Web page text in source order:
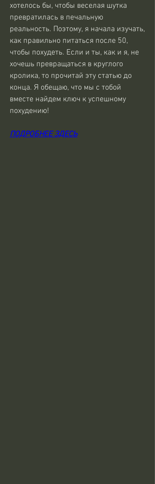
хотелось бы, чтобы веселая шутка
превратилась в печальную
реальность. Поэтому, я начала изучать,
как правильно питаться после 50,
чтобы похудеть. Если и ты, как и я, не
хочешь превращаться в круглого
кролика, то прочитай эту статью до
конца. Я обещаю, что мы с тобой
вместе найдем ключ к успешному
похудению!
ПОДРОБНЕЕ ЗДЕСЬ